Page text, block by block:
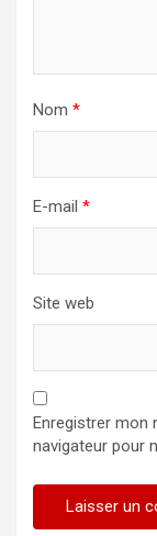
Nom *
E-mail *
Site web
Enregistrer mon
navigateur pour